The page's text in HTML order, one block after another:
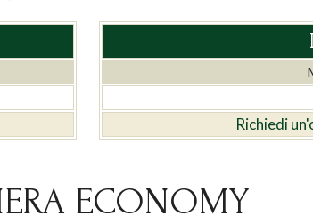
Richiedi
ECONOMY